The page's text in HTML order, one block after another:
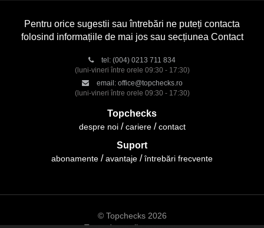
Pentru orice sugestii sau întrebări ne puteți contacta
folosind informațiile de mai jos sau secțiunea Contact
tel: (004) 0213 711 834
(luni-vineri între orele 09:30 - 17:30)
email: office@topchecks.ro
(luni-vineri între orele 09:30 - 17:30)
Topchecks
despre noi cariere contact
Suport
abonamente avantaje întrebări frecvente
© Topchecks 2026